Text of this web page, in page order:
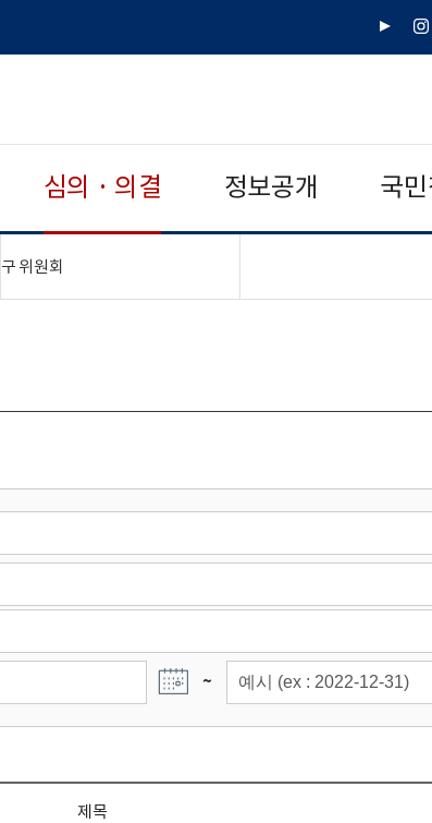
유
인
심의 · 의결 정보공개 국
구 위원회
~
제목